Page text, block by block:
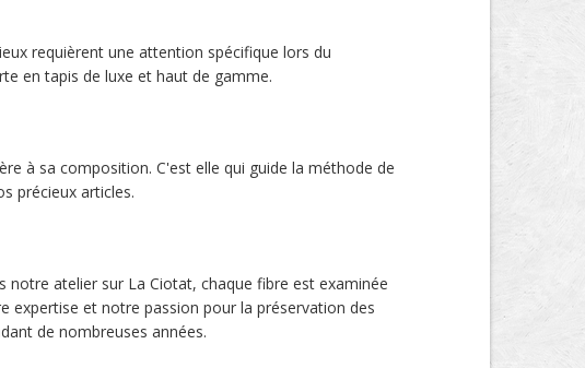
requièrent une attention spécifique lors du
en tapis de luxe et haut de gamme.
à sa composition. C'est elle qui guide la méthode de
précieux articles.
notre atelier sur La Ciotat, chaque fibre est examinée
expertise et notre passion pour la préservation des
de nombreuses années.